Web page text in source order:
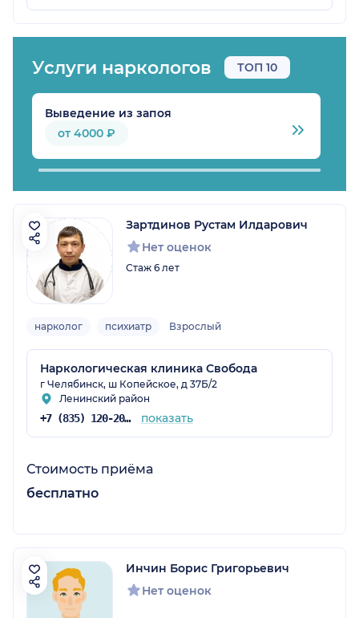
Услуги наркологов ТОП 10
Выведение из запоя
от 4000 ₽
Зартдинов Рустам Илдарович
Нет оценок
Стаж 6 лет
нарколог психиатр Взрослый
Наркологическая клиника Свобода
г Челябинск, ш Копейское, д 37Б/2
Ленинский район
+7 (835) 120-20-31 показать
Стоимость приёма
бесплатно
Инчин Борис Григорьевич
Нет оценок